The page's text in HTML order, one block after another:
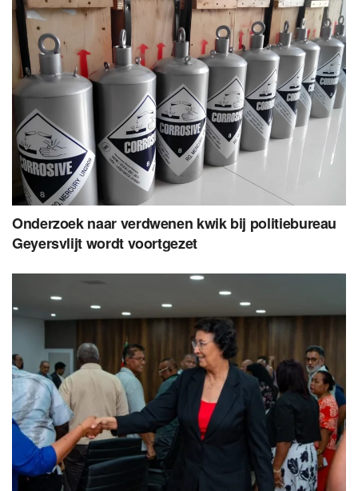
Onderzoek naar verdwenen kwik bij politiebureau
Geyersvlijt wordt voortgezet